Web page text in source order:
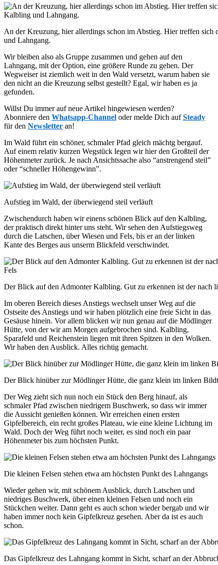
An der Kreuzung, hier allerdings schon im Abstieg. Hier treffen
und Lahngang.
Wir bleiben also als Gruppe zusammen und gehen auf den
Lahngang, mit der Option, eine größere Runde zu gehen. Der
Wegweiser ist ziemlich weit in den Wald versetzt, warum haben sie
den nicht an die Kreuzung selbst gestellt? Egal, wir haben es ja
gefunden.
Willst Du immer auf neue Artikel hingewiesen werden?
Abonniere den Whatsapp-Channel oder melde Dich aufSteady
für den Newsletter an!
Im Wald führt ein schöner, schmaler Pfad gleich mächtg bergauf.
Auf einem relativ kurzen Wegstück legen wir hier den Großteil der
Höhenmeter zurück. Je nach Ansichtssache also “anstrengend steil”
oder “schneller Höhengewinn”.
Aufstieg im Wald, der überwiegend steil verläuft
Zwischendurch haben wir einens schönen Blick auf den Kalbling,
der praktisch direkt hinter uns steht. Wir sehen den Aufstiegsweg
durch die Latschen, über Wiesen und Fels, bis er an der linken
Kante des Berges aus unserm Blickfeld verschwindet.
Der Blick auf den Admonter Kalbling. Gut zu erkennen ist der nach
Im oberen Bereich dieses Anstiegs wechselt unser Weg auf die
Ostseite des Anstiegs und wir haben plötzlich eine freie Sicht in das
Gesäuse hinein. Vor allem blicken wir nun genau auf die Mödlinger
Hütte, von der wir am Morgen aufgebrochen sind. Kalbling,
Sparafeld und Reichenstein liegen mit ihren Spitzen in den Wolken.
Wir haben den Ausblick. Alles richtig gemacht.
Der Blick hinüber zur Mödlinger Hütte, die ganz klein im linken
Der Weg zieht sich nun noch ein Stück den Berg hinauf, als
schmaler Pfad zwischen niedrigem Buschwerk, so dass wir immer
die Aussicht genießen können. Wir erreichen einen ersten
Gipfelbereich, ein recht großes Plateau, wie eine kleine Lichtung im
Wald. Doch der Weg führt noch weiter, es sind noch ein paar
Höhenmeter bis zum höchsten Punkt.
Die kleinen Felsen stehen etwa am höchsten Punkt des Lahngangs
Wieder gehen wir, mit schönem Ausblick, durch Latschen und
niedriges Buschwerk, über einen kleinen Felsen und noch ein
Stückchen weiter. Dann geht es auch schon wieder bergab und wir
haben immer noch kein Gipfelkreuz gesehen. Aber da ist es auch
schon.
Das Gipfelkreuz des Lahngang kommt in Sicht, scharf an der